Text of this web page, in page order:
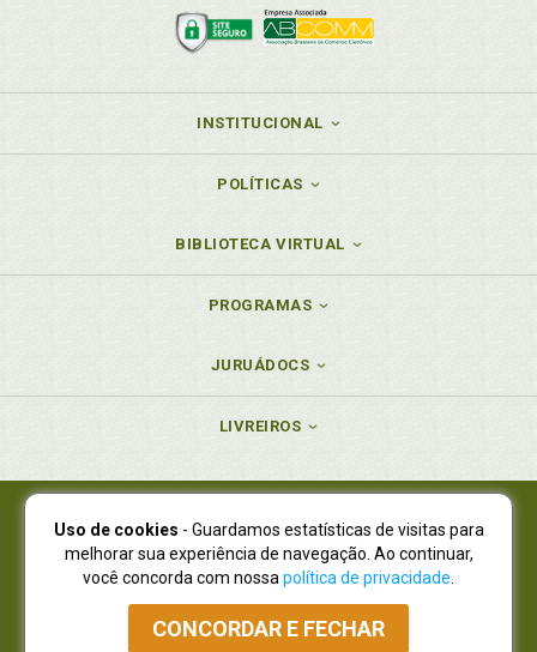
INSTITUCIONAL
POLÍTICAS
BIBLIOTECA VIRTUAL
PROGRAMAS
JURUÁDOCS
LIVREIROS
Juruá Editora Ltda., CNPJ 77.535.508/0001-19
Juruá Informática Ltda., CNPJ 01.701.561/0001-80
NOVO ENDEREÇO:R. Flávio Dallegrave, 7665, São Lourenço |
Curitiba - Paraná - CEP 82210-310
Atendimento: (41) 4009-3900|Vendas Atacado: (41) 4009-3939
Uso de cookies - Guardamos estatísticas de visitas para
melhorar sua experiência de navegação. Ao continuar,
você concorda com nossa política de privacidade
CONCORDAR E FECHAR